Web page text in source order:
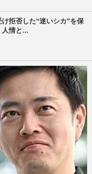
拒否した“迷いシカ”を保
情と...